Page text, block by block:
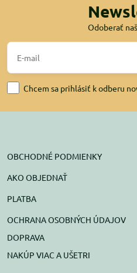
Odoberať
Chcem sa prihlásiť k odberu
OBCHODNÉ PODMIENKY
AKO OBJEDNAŤ
PLATBA
OCHRANA OSOBNÝCH ÚDAJOV
DOPRAVA
NAKÚP VIAC A UŠETRI